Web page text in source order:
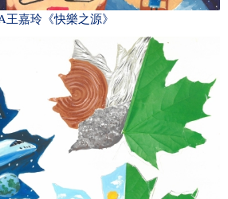
王嘉玲《快樂之源》